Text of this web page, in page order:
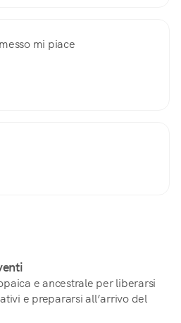
mi piace
e ancestrale per liberarsi
e prepararsi all’arrivo del